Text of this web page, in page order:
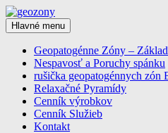
Preskočiť
na
obsahgeozony
Hľadať
Hlavné menu
Geopatogénne Zóny –
Nespavosť a Poruchy spánku
rušička geopatogénnych zón
Relaxačné Pyramídy
Cenník výrobkov
Cenník Služieb
Kontakt